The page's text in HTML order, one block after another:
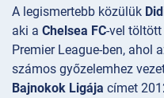
A legismertebb közülük
aki a Chelsea FC-vel
Premier League-ben, ahol
számos győzelemhez
Bajnokok Ligája címet